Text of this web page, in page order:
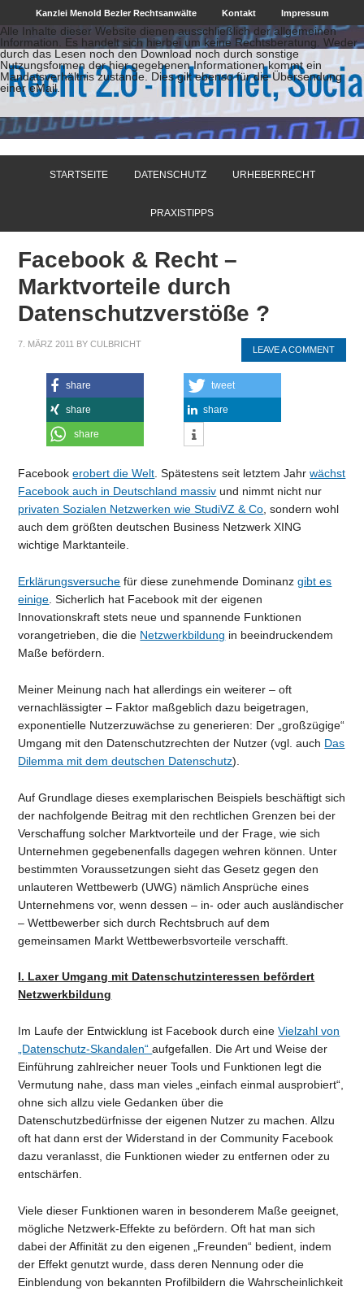
Kanzlei Menold Bezler Rechtsanwälte Kontakt Impressum
Alle Inhalte dieser Website dienen ausschließlich der allgemeinen
Information. Es handelt sich hierbei um keine Rechtsberatung. Weder
durch das Lesen noch den Download noch durch sonstige
Nutzungsformen der hier gegebenen Informationen kommt ein
Mandatsverhältnis zustande. Dies gilt ebenso für die Übersendung
einer eMail.
STARTSEITE DATENSCHUTZ URHEBERRECHT
PRAXISTIPPS
Facebook & Recht –
Marktvorteile durch
Datenschutzverstöße ?
7. MÄRZ 2011 BYCULBRICHT
LEAVE A COMMENT
share tweet
share share
share
Facebookerobert die Welt. Spätestens seit letztem Jahrwächst
Facebookauch in Deutschland massiv und nimmt nicht nur
privaten Sozialen Netzwerken wie StudiVZ & Co, sondern wohl
auch dem größten deutschen Business Netzwerk XING
wichtige Marktanteile.
Erklärungsversuche für diese zunehmende Dominanzgibt es
einige . Sicherlich hat Facebook mit der eigenen
Innovationskraft stets neue und spannende Funktionen
vorangetrieben, die die Netzwerkbildung in beeindruckendem
Maße befördern.
Meiner Meinung nach hat allerdings ein weiterer – oft
vernachlässigter – Faktor maßgeblich dazu beigetragen,
exponentielle Nutzerzuwächse zu generieren: Der „großzügige“
Umgang mit den Datenschutzrechten der Nutzer (vgl. auch Das
Dilemma mit dem deutschen Datenschutz).
Auf Grundlage dieses exemplarischen Beispiels beschäftigt sich
der nachfolgende Beitrag mit den rechtlichen Grenzen bei der
Verschaffung solcher Marktvorteile und der Frage, wie sich
Unternehmen gegebenenfalls dagegen wehren können. Unter
bestimmten Voraussetzungen sieht das Gesetz gegen den
unlauteren Wettbewerb (UWG) nämlich Ansprüche eines
Unternehmens vor, wenn dessen – in- oder auch ausländischer
– Wettbewerber sich durch Rechtsbruch auf dem
gemeinsamen Markt Wettbewerbsvorteile verschafft.
I. Laxer Umgang mit Datenschutzinteressen befördert
Netzwerkbildung
Im Laufe der Entwicklung ist Facebook durch eineVielzahl von
„Datenschutz-Skandalen“aufgefallen. Die Art und Weise der
Einführung zahlreicher neuer Tools und Funktionen legt die
Vermutung nahe, dass man vieles „einfach einmal ausprobiert“,
ohne sich allzu viele Gedanken über die
Datenschutzbedürfnisse der eigenen Nutzer zu machen. Allzu
oft hat dann erst der Widerstand in der Community Facebook
dazu veranlasst, die Funktionen wieder zu entfernen oder zu
entschärfen.
Viele dieser Funktionen waren in besonderem Maße geeignet,
mögliche Netzwerk-Effekte zu befördern. Oft hat man sich
dabei der Affinität zu den eigenen „Freunden“ bedient, indem
der Effekt genutzt wurde, dass deren Nennung oder die
Einblendung von bekannten Profilbildern die Wahrscheinlichkeit